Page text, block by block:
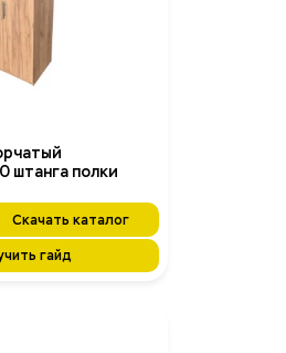
полки
Скачать каталог
гайд